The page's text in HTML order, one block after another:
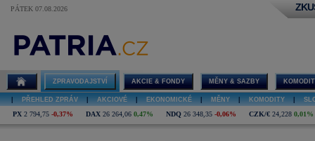
PÁTEK 07.08.2026
ZPRAVODAJSTVÍ AKCIE & FONDY MĚNY & SAZBY
PŘEHLED ZPRÁV AKCIOVÉ EKONOMICKÉ MĚNY KOMODITY
PX 2 794,75 -0,37% DAX 26 264,06 0,47% NDQ 26 348,35 -0,06% CZK/€ 24,228 0,01%